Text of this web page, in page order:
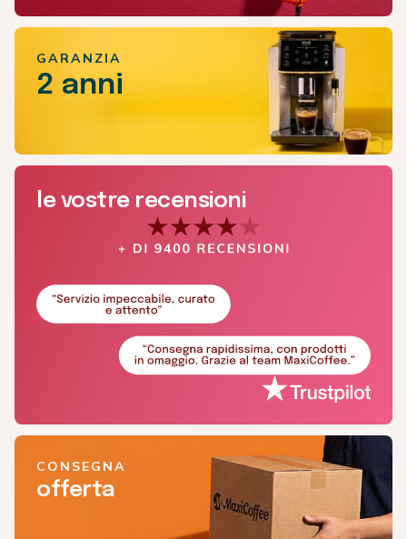
GARANZIA
2 anni
le vostre recensioni
CONSEGNA
offerta